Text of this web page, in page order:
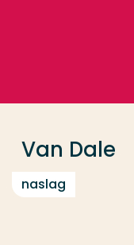
Van Dale
naslag
Contact